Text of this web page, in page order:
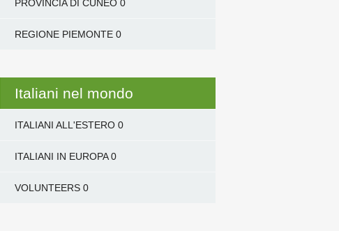
PROVINCIA DI CUNEO0
REGIONE PIEMONTE0
Italiani nel mondo
ITALIANI ALL'ESTERO0
ITALIANI IN EUROPA0
VOLUNTEERS0